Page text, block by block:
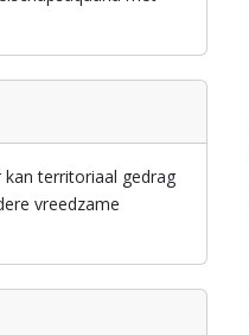
territoriaal gedrag
vreedzame